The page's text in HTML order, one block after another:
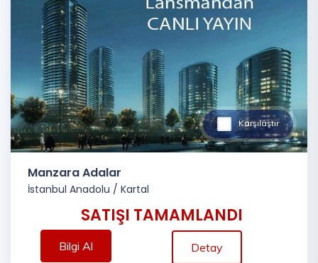
Karşılaştır
Manzara Adalar
İstanbul Anadolu / Kartal
SATIŞI TAMAMLANDI
Bilgi Al Detay